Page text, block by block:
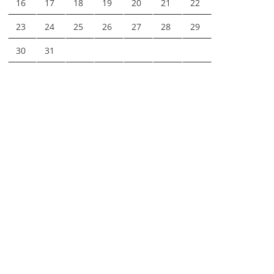
16 17 18 19 20 21 22
23 24 25 26 27 28 29
30 31